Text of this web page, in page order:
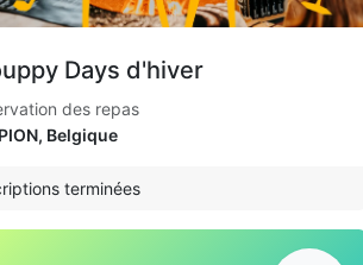
Days d'hiver
des repas
, Belgique
terminées